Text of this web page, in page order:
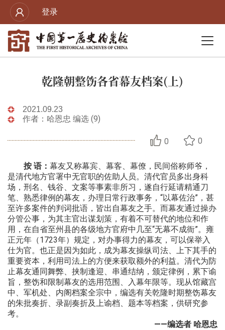
登录
乾隆朝整饬各省幕友档案(上)
2021.09.23
作者：哈恩忠 编选 (9)
0 0
按 语： 幕友又称幕宾、幕客、幕僚，民间俗称师爷，
是清代地方官署中无官职的佐助人员。清代官员多出身科
场，刑名、钱谷、文案等事素非所习，遂自行延请精通刀
笔、熟悉律例的幕友，办理日常行政事务，“以幕佐治”，甚
至许多案件的判词批语，皆出自幕友之手。而幕友通过操办
分管公事，为其主官出谋划策，有着不可替代的地位和作
用，在自省至州县的各级地方官府中几至“无幕不成衙”。雍
正元年（1723年）规定，对办事得力的幕友，可以保举入
仕为官。也正是因为如此，成为幕友操纵司法、上下其手的
重要资本，利用司法上的方便来获取额外的利益。清代为防
止幕友通同舞弊、挟制逢迎、串通结纳，颁定律例，累下谕
旨，整饬和限制幕友的选用范围、入幕年限等。现从馆藏宫
中、军机处、内阁档案全宗中，编选有关乾隆时期整饬幕友
的朱批奏折、录副奏折及上谕档、题本等档案，供研究参
考。
——编选者 哈恩忠